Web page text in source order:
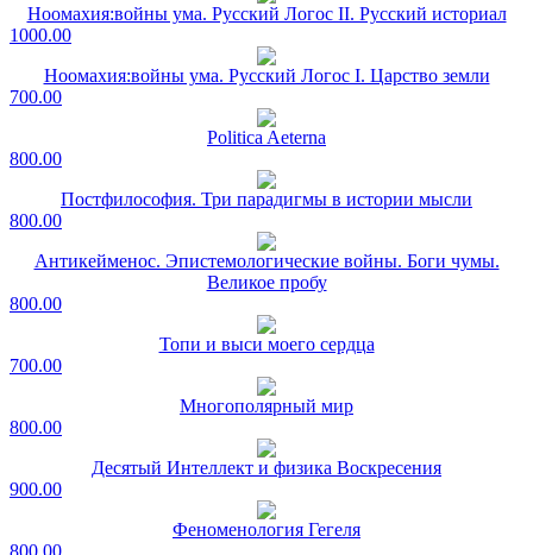
Ноомахия:войны ума. Русский Логос II. Русский историал
1000.00
Ноомахия:войны ума. Русский Логос I. Царство земли
700.00
Politica Aeterna
800.00
Постфилософия. Три парадигмы в истории мысли
800.00
Антикейменос. Эпистемологические войны. Боги чумы.
Великое пробу
800.00
Топи и выси моего сердца
700.00
Многополярный мир
800.00
Десятый Интеллект и физика Воскресения
900.00
Феноменология Гегеля
800.00